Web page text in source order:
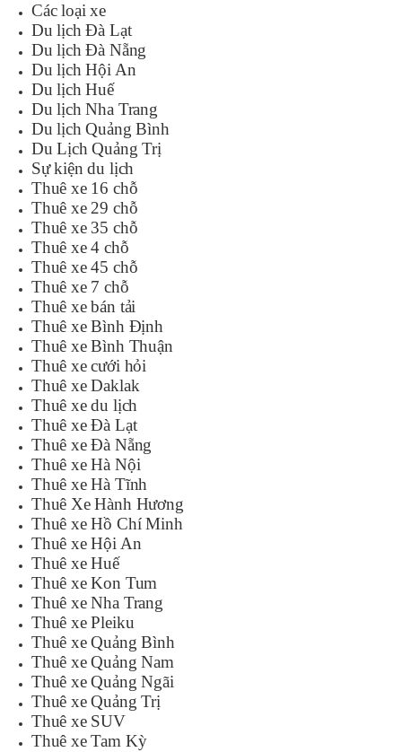
Các loại xe
Du lịch Đà Lạt
Du lịch Đà Nẵng
Du lịch Hội An
Du lịch Huế
Du lịch Nha Trang
Du lịch Quảng Bình
Du Lịch Quảng Trị
Sự kiện du lịch
Thuê xe 16 chỗ
Thuê xe 29 chỗ
Thuê xe 35 chỗ
Thuê xe 4 chỗ
Thuê xe 45 chỗ
Thuê xe 7 chỗ
Thuê xe bán tải
Thuê xe Bình Định
Thuê xe Bình Thuận
Thuê xe cưới hỏi
Thuê xe Daklak
Thuê xe du lịch
Thuê xe Đà Lạt
Thuê xe Đà Nẵng
Thuê xe Hà Nội
Thuê xe Hà Tĩnh
Thuê Xe Hành Hương
Thuê xe Hồ Chí Minh
Thuê xe Hội An
Thuê xe Huế
Thuê xe Kon Tum
Thuê xe Nha Trang
Thuê xe Pleiku
Thuê xe Quảng Bình
Thuê xe Quảng Nam
Thuê xe Quảng Ngãi
Thuê xe Quảng Trị
Thuê xe SUV
Thuê xe Tam Kỳ